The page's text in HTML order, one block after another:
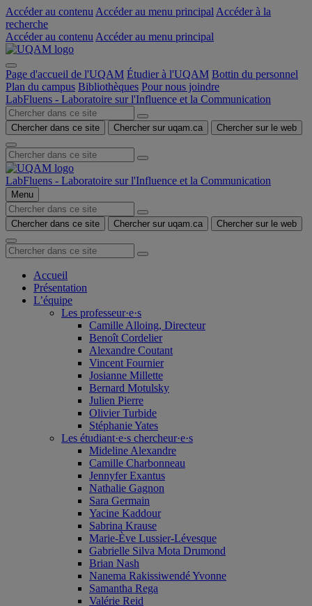
Accéder au contenu Accéder au menu principal Accéder à la
recherche
Accéder au contenu Accéder au menu principal
Page d'accueil de l'UQAM Étudier à l'UQAM Bottin du personnel
Plan du campus Bibliothèques Pour nous joindre
LabFluens - Laboratoire sur l'Influence et la Communication
Chercher dans ce site Chercher sur uqam.ca Chercher sur le web
LabFluens - Laboratoire sur l'Influence et la Communication
Menu
Chercher dans ce site Chercher sur uqam.ca Chercher sur le web
Accueil
Présentation
L’équipe
Les professeur·e·s
Camille Alloing, Directeur
Benoît Cordelier
Alexandre Coutant
Vincent Fournier
Josianne Millette
Bernard Motulsky
Julien Pierre
Olivier Turbide
Stéphanie Yates
Les étudiant·e·s chercheur·e·s
Mideline Alexandre
Camille Charbonneau
Jennyfer Exantus
Nathalie Gagnon
Sara Germain
Yacine Kaddour
Sabrina Krause
Marie-Ève Lussier-Lévesque
Gabrielle Silva Mota Drumond
Brian Nash
Nanema Rakissiwendé Yvonne
Samantha Rega
Valérie Reid